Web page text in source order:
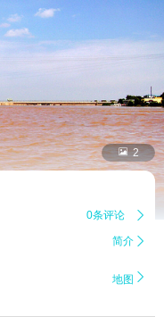
 2
0条评论 
简介 
地图 